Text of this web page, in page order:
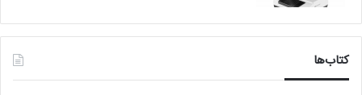
کتاب‌ها